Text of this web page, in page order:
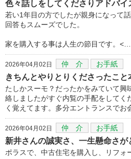
色々話しをしてくださりアドバ
若い1年目の方でしたが親身になって
回答もスムーズでした。
家を購入する事は人生の節目です。<…
2026年04月02日 仲 介 お手紙
きちんとやりとりくださったこ
たしかスーモ？だったかをみていて興
絡しましたがすぐ内覧の手配をしてく
く覚えてます。多分エントランスでお
2026年04月02日 仲 介 お手紙
新井さんの誠実さ、一生懸命さ
ポラスで、中古住宅を購入し、リフォ